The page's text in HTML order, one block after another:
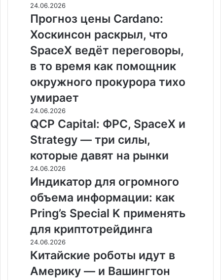
24.06.2026
Прогноз цены Cardano:
Хоскинсон раскрыл, что
SpaceX ведёт переговоры,
в то время как помощник
окружного прокурора тихо
умирает
24.06.2026
QCP Capital: ФРС, SpaceX и
Strategy — три силы,
которые давят на рынки
24.06.2026
Индикатор для огромного
объема информации: как
Pring’s Special K применять
для криптотрейдинга
24.06.2026
Китайские роботы идут в
Америку — и Вашингтон